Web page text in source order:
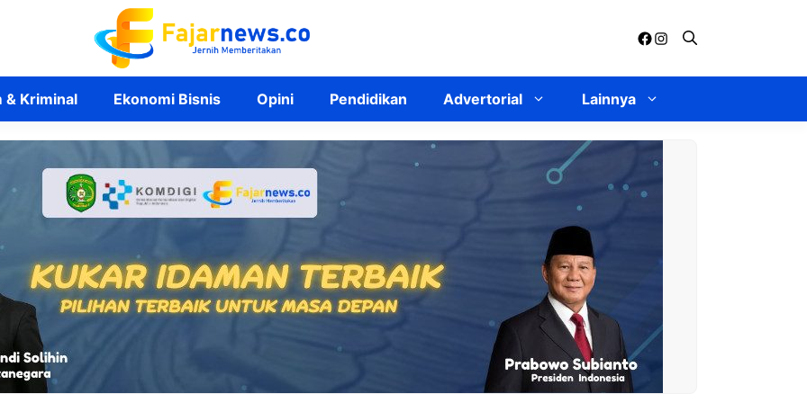
Facebook
Instagram
& Kriminal Ekonomi Bisnis Opini Pendidikan Advertorial Lainnya